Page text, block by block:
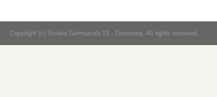
Copyright (c) Scoala Gimnaziala 13 - Timisoara. All rights reserved.